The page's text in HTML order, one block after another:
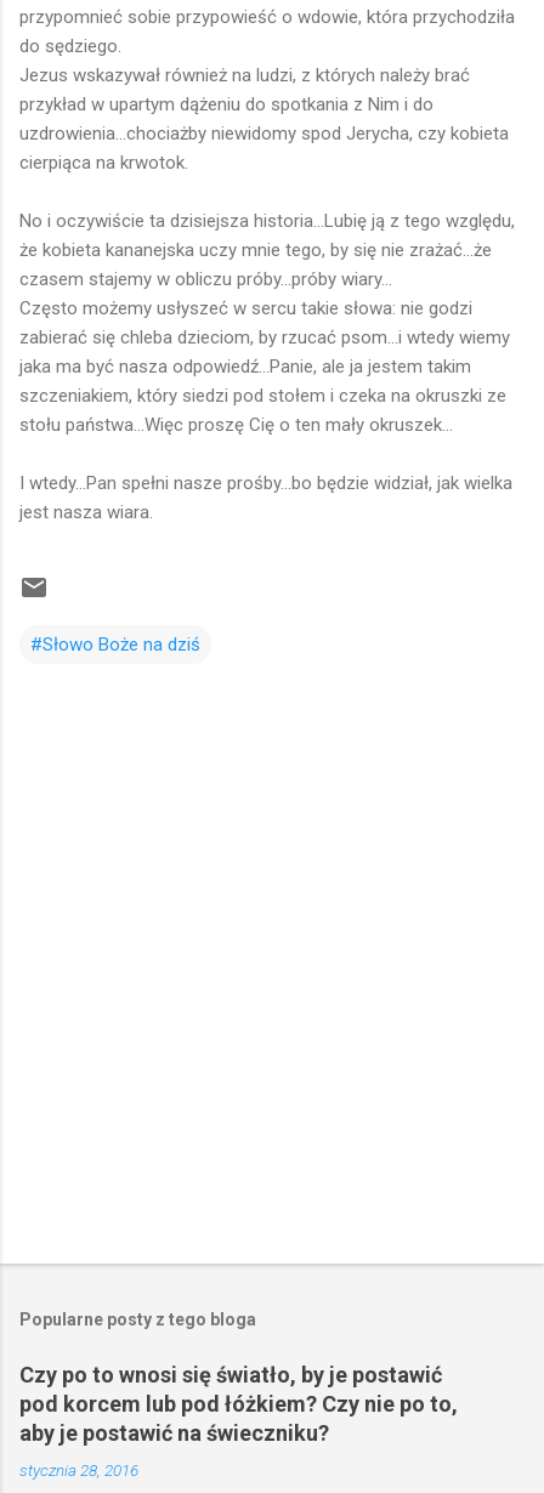
przypomnieć sobie przypowieść o wdowie, która przychodziła
do sędziego.
Jezus wskazywał również na ludzi, z których należy brać
przykład w upartym dążeniu do spotkania z Nim i do
uzdrowienia...chociażby niewidomy spod Jerycha, czy kobieta
cierpiąca na krwotok.
No i oczywiście ta dzisiejsza historia...Lubię ją z tego względu,
że kobieta kananejska uczy mnie tego, by się nie zrażać...że
czasem stajemy w obliczu próby...próby wiary...
Często możemy usłyszeć w sercu takie słowa: nie godzi
zabierać się chleba dzieciom, by rzucać psom...i wtedy wiemy
jaka ma być nasza odpowiedź...Panie, ale ja jestem takim
szczeniakiem, który siedzi pod stołem i czeka na okruszki ze
stołu państwa...Więc proszę Cię o ten mały okruszek...
I wtedy...Pan spełni nasze prośby...bo będzie widział, jak wielka
jest nasza wiara.
#Słowo Boże na dziś
Popularne posty z tego bloga
Czy po to wnosi się światło, by je postawić
pod korcem lub pod łóżkiem? Czy nie po to,
aby je postawić na świeczniku?
stycznia 28, 2016